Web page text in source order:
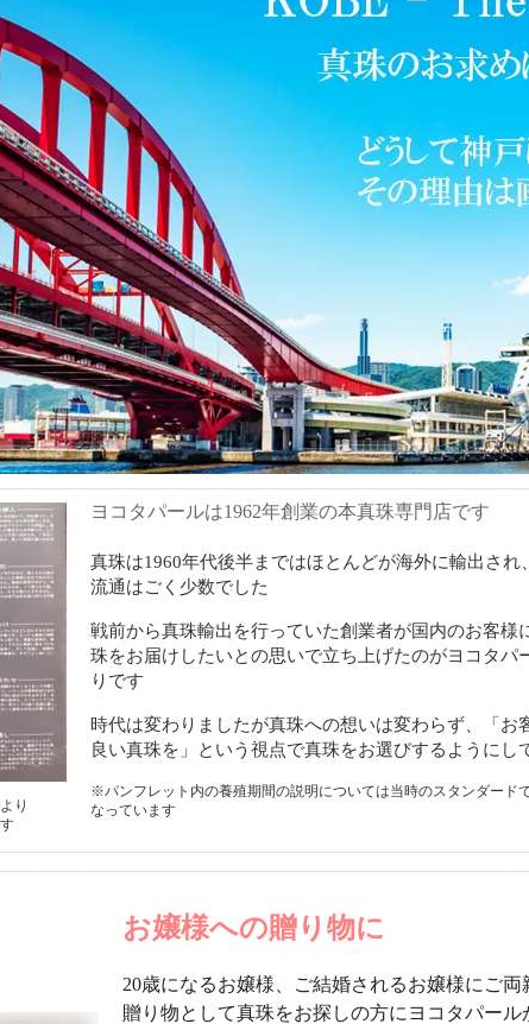
り
ヨコタパールは1962年創業の本真珠専門店です
真珠は1960年代後半まではほとんどが海外に輸出され
流通はごく少数でした
戦前から真珠輸出を行っていた創業者が国内のお客様
珠をお届けしたいとの思いで立ち上げたのがヨコタパ
りです
時代は変わりましたが真珠への想いは変わらず、「お
良い真珠を」という視点で真珠をお選びするようにし
※パンフレット内の養殖期間の説明については当時のスタンダード
なっています
お嬢様への贈り物に
20歳になるお嬢様、ご結婚されるお嬢様にご両
贈り物として真珠をお探しの方にヨコタパール